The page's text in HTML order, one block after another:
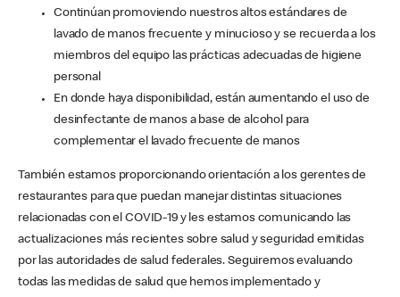
Continúan promoviendo nuestros altos estándares de
lavado de manos frecuente y minucioso y se recuerda a los
miembros del equipo las prácticas adecuadas de higiene
personal
En donde haya disponibilidad, están aumentando el uso de
desinfectante de manos a base de alcohol para
complementar el lavado frecuente de manos
También estamos proporcionando orientación a los gerentes de
restaurantes para que puedan manejar distintas situaciones
relacionadas con el COVID-19 y les estamos comunicando las
actualizaciones más recientes sobre salud y seguridad emitidas
por las autoridades de salud federales. Seguiremos evaluando
todas las medidas de salud que hemos implementado y